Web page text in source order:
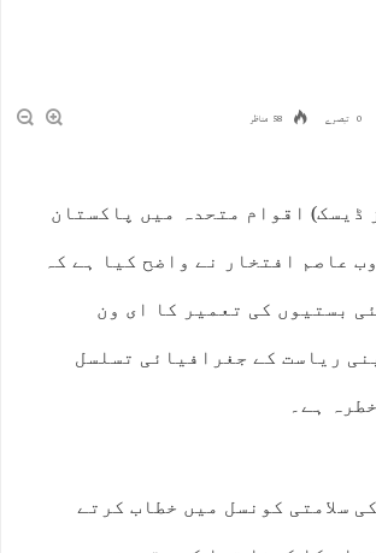
0 تبصرے 58 مناظر
ڈیسک) اقوام متحدہ میں پاکستان
عاصم افتخار نے واضح کیا ہے کہ
بستیوں کی تعمیر کا ای ون
ریاست کے جغرافیائی تسلسل
ہے۔
سلامتی کونسل میں خطاب کرتے